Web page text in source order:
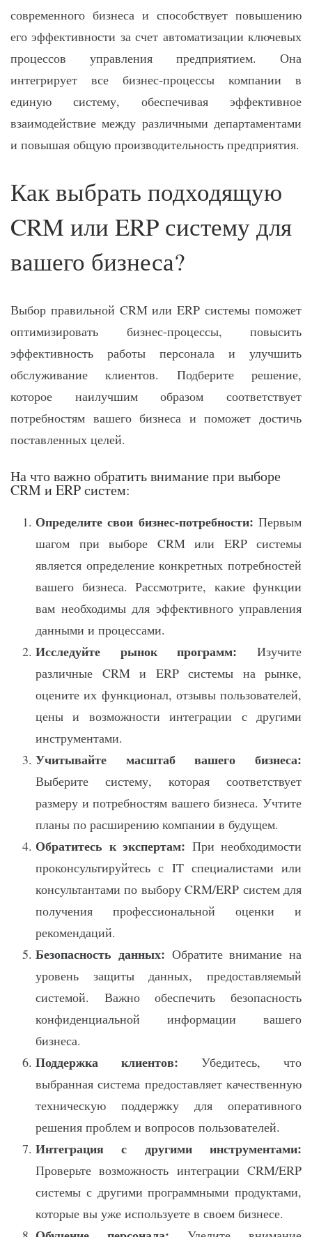
современного бизнеса и способствует повышению
его эффективности за счет автоматизации ключевых
процессов управления предприятием. Она
интегрирует все бизнес-процессы компании в
единую систему, обеспечивая эффективное
взаимодействие между различными департаментами
и повышая общую производительность предприятия.
Как выбрать подходящую
CRM или ERP систему для
вашего бизнеса?
Выбор правильной CRM или ERP системы поможет
оптимизировать бизнес-процессы, повысить
эффективность работы персонала и улучшить
обслуживание клиентов. Подберите решение,
которое наилучшим образом соответствует
потребностям вашего бизнеса и поможет достичь
поставленных целей.
На что важно обратить внимание при выборе
CRM и ERP систем:
Определите свои бизнес-потребности: Первым
шагом при выборе CRM или ERP системы
является определение конкретных потребностей
вашего бизнеса. Рассмотрите, какие функции
вам необходимы для эффективного управления
данными и процессами.
Исследуйте рынок программ: Изучите
различные CRM и ERP системы на рынке,
оцените их функционал, отзывы пользователей,
цены и возможности интеграции с другими
инструментами.
Учитывайте масштаб вашего бизнеса:
Выберите систему, которая соответствует
размеру и потребностям вашего бизнеса. Учтите
планы по расширению компании в будущем.
Обратитесь к экспертам: При необходимости
проконсультируйтесь с IT специалистами или
консультантами по выбору CRM/ERP систем для
получения профессиональной оценки и
рекомендаций.
Безопасность данных: Обратите внимание на
уровень защиты данных, предоставляемый
системой. Важно обеспечить безопасность
конфиденциальной информации вашего
бизнеса.
Поддержка клиентов: Убедитесь, что
выбранная система предоставляет качественную
техническую поддержку для оперативного
решения проблем и вопросов пользователей.
Интеграция с другими инструментами:
Проверьте возможность интеграции CRM/ERP
системы с другими программными продуктами,
которые вы уже используете в своем бизнесе.